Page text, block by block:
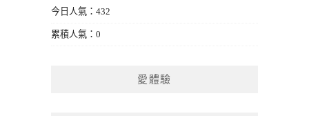
今日人氣：432
累積人氣：0
愛體驗